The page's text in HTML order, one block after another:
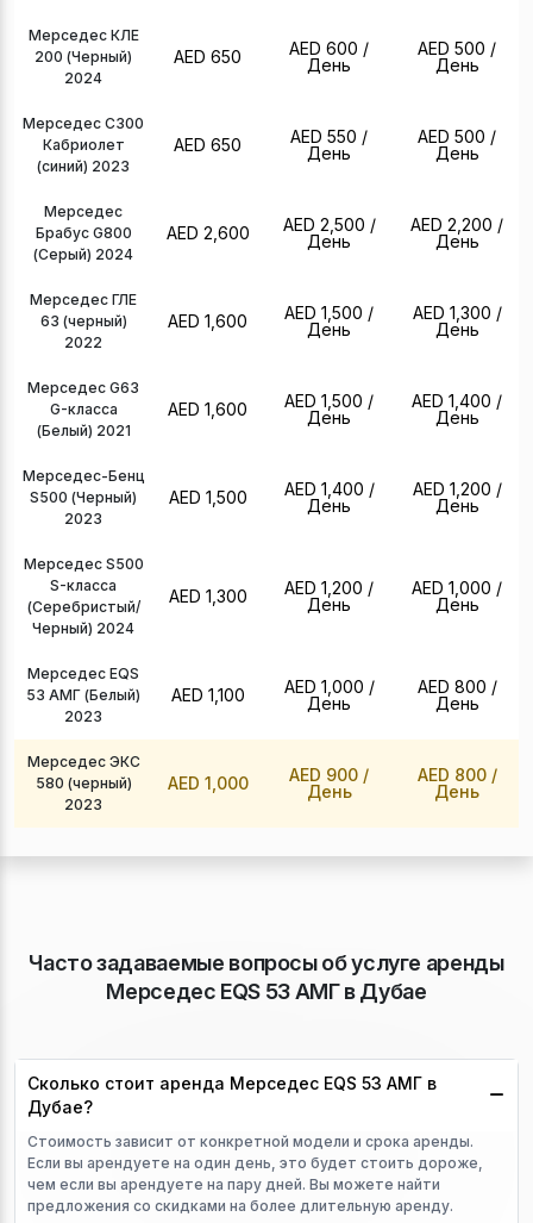
Мерседес КЛЕ
200 (Черный)
2024
AED 650 AED 600 /
День
AED 500 /
День
Мерседес С300
Кабриолет
(синий) 2023
AED 650 AED 550 /
День
AED 500 /
День
Мерседес
Брабус G800
(Серый) 2024
AED 2,600 AED 2,500 /
День
AED 2,200 /
День
Мерседес ГЛЕ
63 (черный)
2022
AED 1,600 AED 1,500 /
День
AED 1,300 /
День
Мерседес G63
G-класса
(Белый) 2021
AED 1,600 AED 1,500 /
День
AED 1,400 /
День
Мерседес-Бенц
S500 (Черный)
2023
AED 1,500 AED 1,400 /
День
AED 1,200 /
День
Мерседес S500
S-класса
(Серебристый/
Черный) 2024
AED 1,300 AED 1,200 /
День
AED 1,000 /
День
Мерседес EQS
53 АМГ (Белый)
2023
AED 1,100 AED 1,000 /
День
AED 800 /
День
Мерседес ЭКС
580 (черный)
2023
AED 1,000 AED 900 /
День
AED 800 /
День
Часто задаваемые вопросы об услуге аренды
Мерседес EQS 53 АМГ в Дубае
Сколько стоит аренда Мерседес EQS 53 АМГ в
Дубае?
Стоимость зависит от конкретной модели и срока аренды.
Если вы арендуете на один день, это будет стоить дороже,
чем если вы арендуете на пару дней. Вы можете найти
предложения со скидками на более длительную аренду.